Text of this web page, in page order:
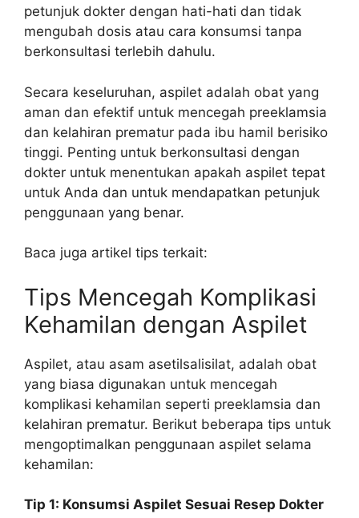
petunjuk dokter dengan hati-hati dan tidak
mengubah dosis atau cara konsumsi tanpa
berkonsultasi terlebih dahulu.
Secara keseluruhan, aspilet adalah obat yang
aman dan efektif untuk mencegah preeklamsia
dan kelahiran prematur pada ibu hamil berisiko
tinggi. Penting untuk berkonsultasi dengan
dokter untuk menentukan apakah aspilet tepat
untuk Anda dan untuk mendapatkan petunjuk
penggunaan yang benar.
Baca juga artikel tips terkait:
Tips Mencegah Komplikasi
Kehamilan dengan Aspilet
Aspilet, atau asam asetilsalisilat, adalah obat
yang biasa digunakan untuk mencegah
komplikasi kehamilan seperti preeklamsia dan
kelahiran prematur. Berikut beberapa tips untuk
mengoptimalkan penggunaan aspilet selama
kehamilan:
Tip 1: Konsumsi Aspilet Sesuai Resep Dokter